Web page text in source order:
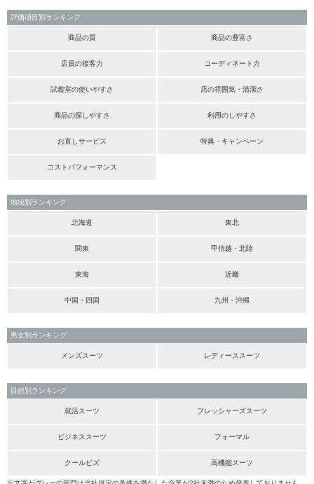
評価項目別ランキング
商品の質 商品の豊富さ
店員の接客力 コーディネート力
試着室の使いやすさ 店の雰囲気・清潔さ
商品の探しやすさ 利用のしやすさ
お直しサービス 特典・キャンペーン
コストパフォーマンス
地域別ランキング
北海道 東北
関東 甲信越・北陸
東海 近畿
中国・四国 九州・沖縄
男女別ランキング
メンズスーツ レディーススーツ
目的別ランキング
就活スーツ フレッシャーズスーツ
ビジネススーツ フォーマル
クールビズ 高機能スーツ